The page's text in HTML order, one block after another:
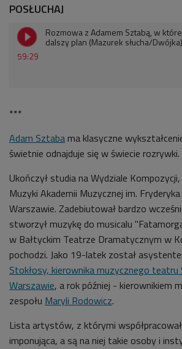
POSŁUCHAJ
59:29
Rozmowa z Adamem Sztabą, w
dalszy plan (Mazurek słucha/Dwójka)
***
Adam Sztaba ma klasyczne
świetnie odnajduje się w świecie rozrywki.
Ukończył studia na Wydziale
Muzyki Akademii Muzycznej im.
Warszawie. Zadebiutował bardzo
stworzył muzykę do musicalu
w Bałtyckim Teatrze Dramatycznym w
pochodzi. Jako 19-latek został
Stokłosy, kierownika muzycznego
Warszawie, a rok później - kierownikiem
zespołu Maryli Rodowicz.
Lista artystów, z którymi
imponująca, a są na niej takie osoby i